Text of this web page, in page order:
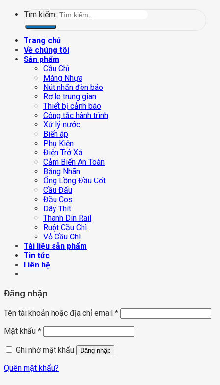
Tìm kiếm:
Trang chủ
Về chúng tôi
Sản phẩm
Cầu Chì
Máng Nhựa
Nút nhấn đèn báo
Rơ le trung gian
Thiết bị cảnh báo
Công tắc hành trình
Xử lý nước
Biến áp
Phụ Kiện
Điện Trở Xả
Cảm Biến An Toàn
Băng Nhãn
Ống Lồng Đầu Cốt
Cầu Đấu
Đầu Cos
Dây Thít
Thanh Din Rail
Ruột Cầu Chì
Vỏ Cầu Chì
Tài liệu sản phẩm
Tin tức
Liên hệ
Đăng nhập
Tên tài khoản hoặc địa chỉ email *
Mật khẩu *
Ghi nhớ mật khẩu
Đăng nhập
Quên mật khẩu?